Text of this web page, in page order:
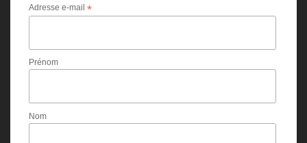
Adresse e-mail *
Prénom
Nom